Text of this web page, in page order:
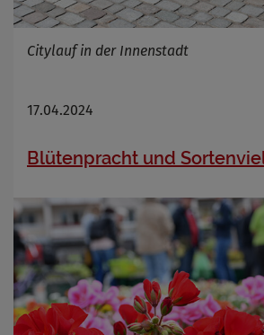
Citylauf in der Innenstadt
17.04.2024
Blütenpracht und